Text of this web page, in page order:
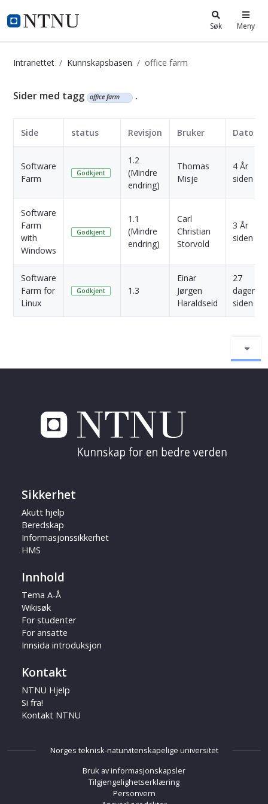
i.ntnu.no Søk Meny
Intranettet Kunnskapsbasen office farm
Kunnskapsbasen
Sider med tagg office farm .
Side status Revisjon Bruker Dato
Software
Farm
Godkjent
1.2
(Mindre
endring)
Thomas
Misje
4 År
siden
Software
Farm
with
Windows
Godkjent
1.1
(Mindre
endring)
Carl
Christian
Storvold
3 År
siden
Software
Farm for
Linux
Godkjent 1.3
Einar
Jørgen
Haraldseid
27
dager
siden
Sikkerhet
Akutt hjelp
Beredskap
Informasjonssikkerhet
HMS
Innhold
Tema A-Å
Wikisøk
For studenter
For ansatte
Innsida introduksjon
Kontakt
NTNU Hjelp
Si fra!
Kontakt NTNU
Norges teknisk-naturvitenskapelige universitet
Bruk av informasjonskapsler
Tilgjengelighetserklæring
Personvern